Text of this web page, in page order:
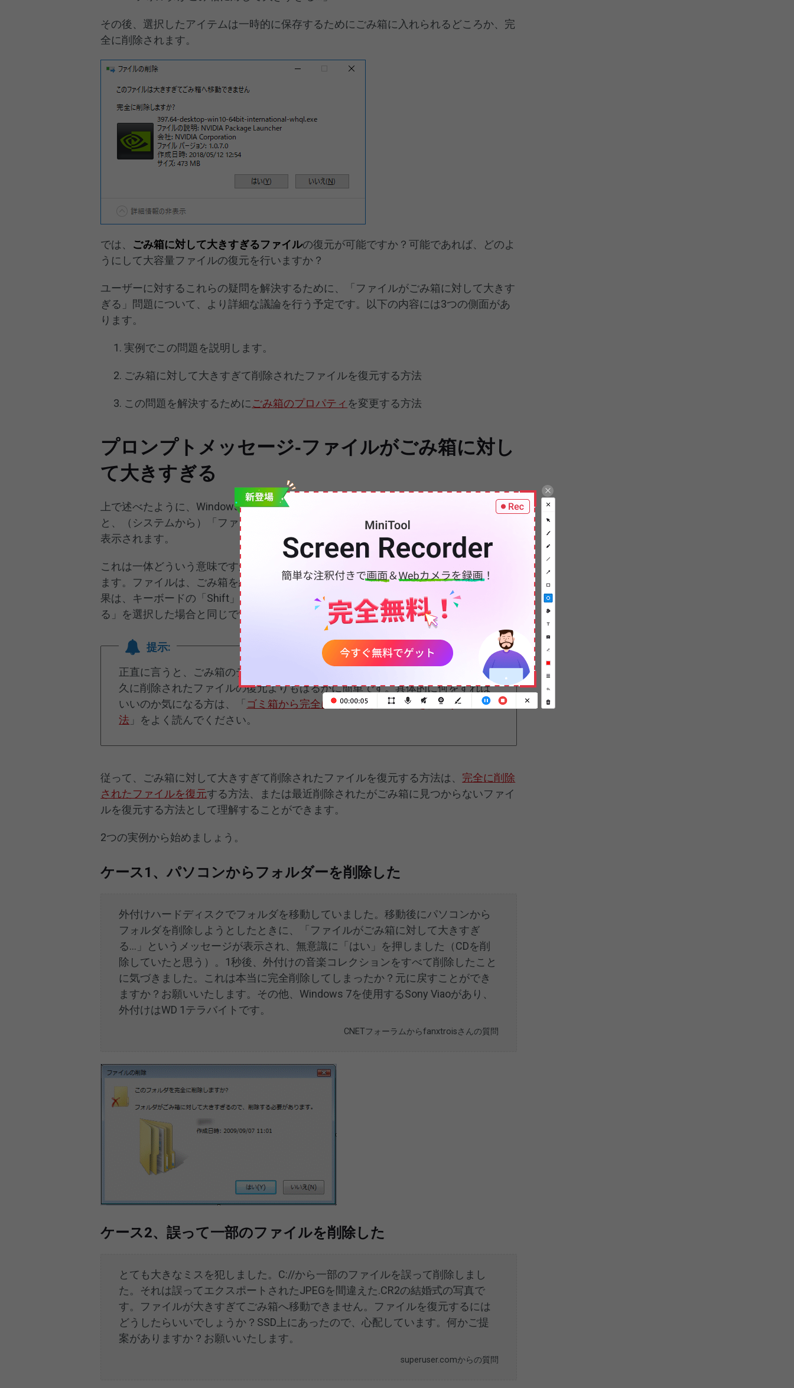
その後、選択したアイテムは一時的に保存するためにごみ箱に入れられるどころか、完
全に削除されます。
では、 ごみ箱に対して大きすぎるファイルの復元が可能ですか？可能であれば、どのよ
うにして大容量ファイルの復元を行いますか？
ユーザーに対するこれらの疑問を解決するために、「ファイルがごみ箱に対して大きす
ぎる」問題について、より詳細な議論を行う予定です。以下の内容には3つの側面があ
ります。
実例でこの問題を説明します。
ごみ箱に対して大きすぎて削除されたファイルを復元する方法
この問題を解決するために ごみ箱のプロパティ を変更する方法
プロンプトメッセージ‐ファイルがごみ箱に対し
て大きすぎる
上で述べたように、Windowsオペレーティングシステムで大きなファイルを削除する
と、（システムから）「ファイルがごみ箱に対して大きすぎる…」というプロンプトが
表示されます。
これは一体どういう意味ですか？実のところ、これは次のように言い換えることができ
ます。ファイルは、ごみ箱を経由せずに、コンピュータから直接削除されます。この効
果は、キーボードの「Shift」＋「Delete」ボタンを同時に押したり、「ごみ箱を空にす
る」を選択した場合と同じです。
提示:
正直に言うと、ごみ箱のデータ復元（WindowsまたはMacに関係なく）は、永
久に削除されたファイルの復元よりもはるかに簡単です。具体的に何をすれば
いいのか気になる方は、「 ゴミ箱から完全に削除したファイルを復元する方
法 」をよく読んでください。
従って、ごみ箱に対して大きすぎて削除されたファイルを復元する方法は、 完全に削除
されたファイルを復元する方法、または最近削除されたがごみ箱に見つからないファイ
ルを復元する方法として理解することができます。
2つの実例から始めましょう。
ケース1、パソコンからフォルダーを削除した
外付けハードディスクでフォルダを移動していました。移動後にパソコンから
フォルダを削除しようとしたときに、「ファイルがごみ箱に対して大きすぎ
る…」というメッセージが表示され、無意識に「はい」を押しました（CDを削
除していたと思う）。1秒後、外付けの音楽コレクションをすべて削除したこと
に気づきました。これは本当に完全削除してしまったか？元に戻すことができ
ますか？お願いいたします。その他、Windows 7を使用するSony Viaoがあり、
外付けはWD 1テラバイトです。
CNETフォーラムからfanxtroisさんの質問
ケース2、誤って一部のファイルを削除した
とても大きなミスを犯しました。C://から一部のファイルを誤って削除しまし
た。それは誤ってエクスポートされたJPEGを間違えた.CR2の結婚式の写真で
す。ファイルが大きすぎてごみ箱へ移動できません。ファイルを復元するには
どうしたらいいでしょうか？SSD上にあったので、心配しています。何かご提
案がありますか？お願いいたします。
superuser.comからの質問